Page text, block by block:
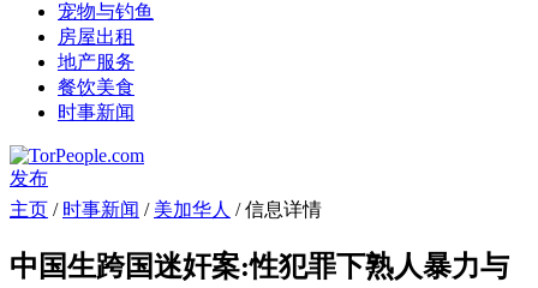
宠物与钓鱼
房屋出租
地产服务
餐饮美食
时事新闻
发布
主页 / 时事新闻 / 美加华人 / 信息详情
中国生跨国迷奸案:性犯罪下熟人暴力与